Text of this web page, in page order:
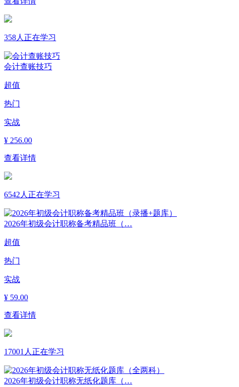
358人正在学习
会计查账技巧
超值
热门
实战
¥ 256.00
查看详情
6542人正在学习
2026年初级会计职称备考精品班（…
超值
热门
实战
¥ 59.00
查看详情
17001人正在学习
2026年初级会计职称无纸化题库（…